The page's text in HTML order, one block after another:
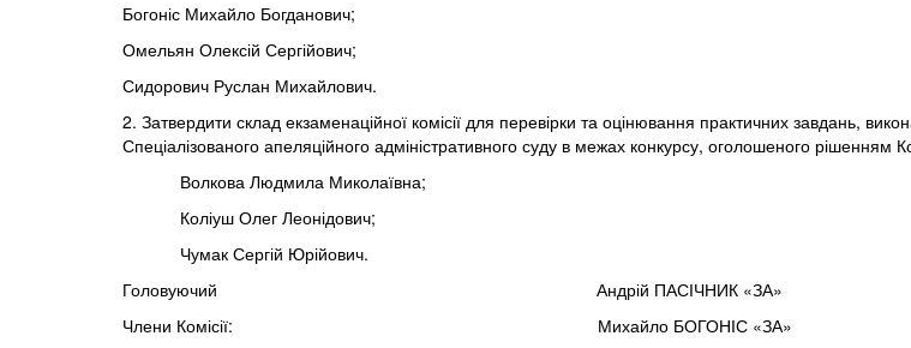
Богоніс Михайло Богданович;
Омельян Олексій Сергійович;
Сидорович Руслан Михайлович.
2. Затвердити склад екзаменаційної комісії для перевірки та оцінювання практичних завдань,
Спеціалізованого апеляційного адміністративного суду в межах конкурсу, оголошеного рішенням
Волкова Людмила Миколаївна;
Коліуш Олег Леонідович;
Чумак Сергій Юрійович.
Головуючий Андрій ПАСІЧНИК «ЗА»
Члени Комісії: Михайло БОГОНІС «ЗА»